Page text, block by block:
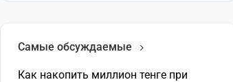
Самые обсуждаемые
Как накопить миллион тенге при